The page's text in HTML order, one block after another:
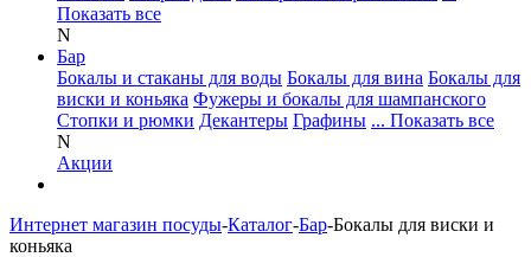
Показать все
N
Бар
Бокалы и стаканы для воды Бокалы для вина Бокалы для
виски и коньяка Фужеры и бокалы для шампанского
Стопки и рюмки Декантеры Графины ... Показать все
N
Акции
Интернет магазин посуды-Каталог-Бар-Бокалы для виски и
коньяка